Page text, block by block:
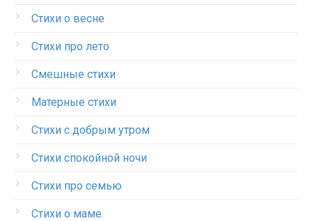
Стихи о весне
Стихи про лето
Смешные стихи
Матерные стихи
Стихи с добрым утром
Стихи спокойной ночи
Стихи про семью
Стихи о маме